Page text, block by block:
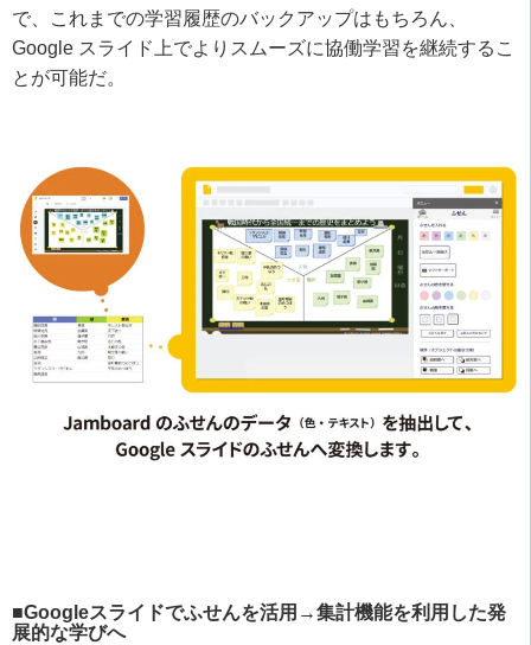
で、これまでの学習履歴のバックアップはもちろん、
Google スライド上でよりスムーズに協働学習を継続するこ
とが可能だ。
■Googleスライドでふせんを活用→集計機能を利用した発
展的な学びへ